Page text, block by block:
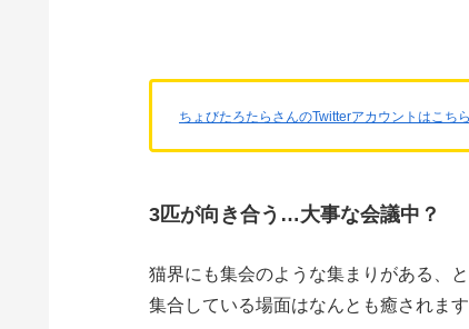
ちょびたろたらさんのTwitterアカウントはこちら
3匹が向き合う…大事な会議中？
猫界にも集会のような集まりがある、
集合している場面はなんとも癒されます